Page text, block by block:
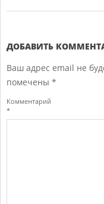
14
ДОБАВИТЬ
Ваш адрес email не
помечены *
Комментарий
*